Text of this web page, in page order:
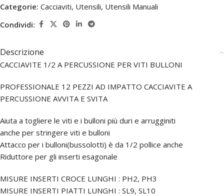
Categorie: Cacciaviti, Utensili, Utensili Manuali
Condividi:
Descrizione
CACCIAVITE 1/2 A PERCUSSIONE PER VITI BULLONI
PROFESSIONALE 12 PEZZI AD IMPATTO CACCIAVITE A
PERCUSSIONE AVVITA E SVITA
Aiuta a togliere le viti e i bulloni più duri e arrugginiti
anche per stringere viti e bulloni
Attacco per i bulloni(bussolotti) è da 1/2 pollice anche
Riduttore per gli inserti esagonale
MISURE INSERTI CROCE LUNGHI : PH2, PH3
MISURE INSERTI PIATTI LUNGHI : SL9, SL10